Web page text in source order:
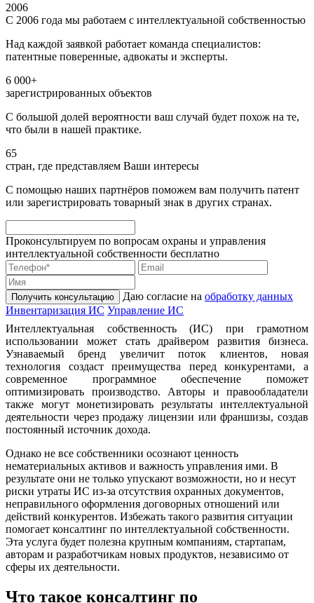
2006
С 2006 года мы работаем с интеллектуальной собственностью
Над каждой заявкой работает команда специалистов:
патентные поверенные, адвокаты и эксперты.
6 000+
зарегистрированных объектов
С большой долей вероятности ваш случай будет похож на те,
что были в нашей практике.
65
стран, где представляем Ваши интересы
С помощью наших партнёров поможем вам получить патент
или зарегистрировать товарный знак в других странах.
Проконсультируем по вопросам охраны и управления
интеллектуальной собственности бесплатно
Получить консультацию Даю согласие на обработку данных
Инвентаризация ИС Управление ИС
Интеллектуальная собственность (ИС) при грамотном
использовании может стать драйвером развития бизнеса.
Узнаваемый бренд увеличит поток клиентов, новая
технология создаст преимущества перед конкурентами, а
современное программное обеспечение поможет
оптимизировать производство. Авторы и правообладатели
также могут монетизировать результаты интеллектуальной
деятельности через продажу лицензии или франшизы, создав
постоянный источник дохода.
Однако не все собственники осознают ценность
нематериальных активов и важность управления ими. В
результате они не только упускают возможности, но и несут
риски утраты ИС из-за отсутствия охранных документов,
неправильного оформления договорных отношений или
действий конкурентов. Избежать такого развития ситуации
помогает консалтинг по интеллектуальной собственности.
Эта услуга будет полезна крупным компаниям, стартапам,
авторам и разработчикам новых продуктов, независимо от
сферы их деятельности.
Что такое консалтинг по